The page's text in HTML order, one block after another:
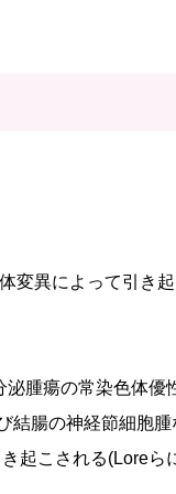
変異によって引き
腫瘍の常染色体優
結腸の神経節細胞腫
起こされる(Loreら